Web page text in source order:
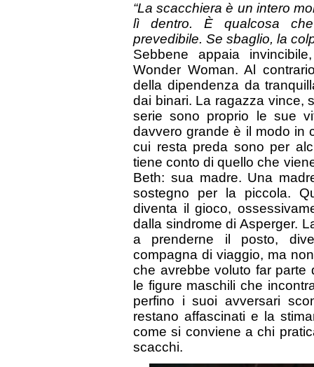
“La scacchiera è un intero
lì dentro. È qualcosa
prevedibile. Se sbaglio, la
Sebbene appaia
Wonder Woman. Al
della dipendenza da
dai binari. La ragazza vince,
serie sono proprio le sue
davvero grande è il modo in
cui resta preda sono per
tiene conto di quello che
Beth: sua madre. Una
sostegno per la piccola.
diventa il gioco,
dalla sindrome di Asperger.
a prenderne il posto,
compagna di viaggio, ma
che avrebbe voluto far parte
le figure maschili che
perfino i suoi avversari
restano affascinati e la
come si conviene a chi
scacchi.